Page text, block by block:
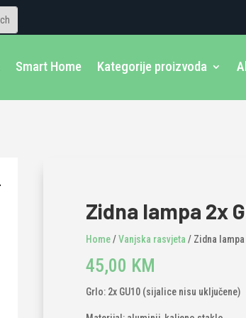
Smart Home Kategorije proizvoda
Zidna lampa 2x
Home/Vanjska rasvjeta / Zidna lampa
45,00 KM
Grlo: 2x GU10 (sijalice nisu uključene)